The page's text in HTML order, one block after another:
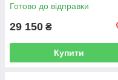
Готово до відправки
29 150 ₴
Купити